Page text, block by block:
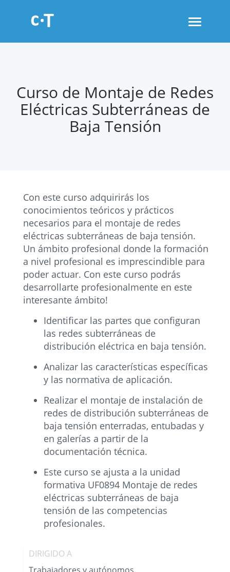
Toggle
Curso de Montaje de Redes
Eléctricas Subterráneas de
Baja Tensión
Con este curso adquirirás los
conocimientos teóricos y prácticos
necesarios para el montaje de redes
eléctricas subterráneas de baja tensión.
Un ámbito profesional donde la formación
a nivel profesional es imprescindible para
poder actuar. Con este curso podrás
desarrollarte profesionalmente en este
interesante ámbito!
Identificar las partes que configuran
las redes subterráneas de
distribución eléctrica en baja tensión.
Analizar las características específicas
y las normativa de aplicación.
Realizar el montaje de instalación de
redes de distribución subterráneas de
baja tensión enterradas, entubadas y
en galerías a partir de la
documentación técnica.
Este curso se ajusta a la unidad
formativa UF0894 Montaje de redes
eléctricas subterráneas de baja
tensión de las competencias
profesionales.
DIRIGIDO A